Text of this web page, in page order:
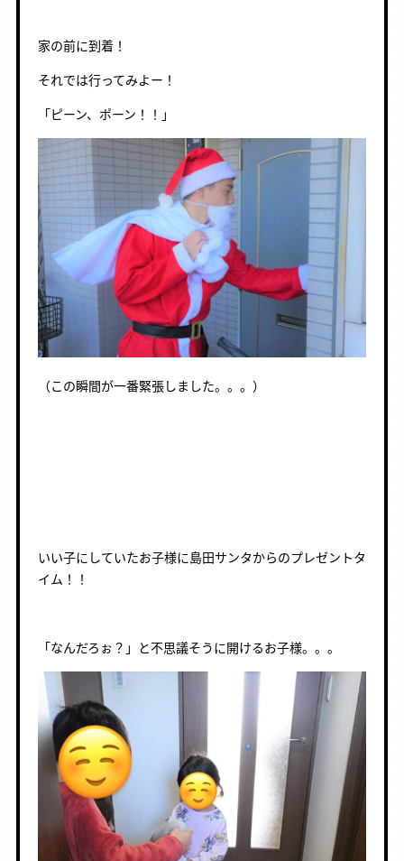
家の前に到着！
それでは行ってみよー！
「ピーン、ポーン！！」
（この瞬間が一番緊張しました。。。）
いい子にしていたお子様に島田サンタからのプレゼントタ
イム！！
「なんだろぉ？」と不思議そうに開けるお子様。。。